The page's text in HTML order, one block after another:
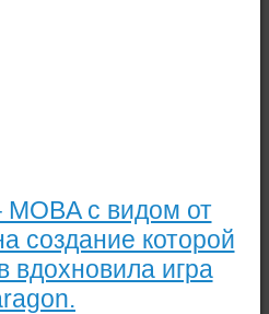
с видом от
создание которой
вдохновила игра